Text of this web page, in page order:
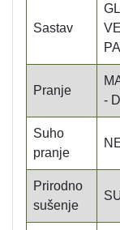
Sastav
Pranje
-
Suho
pranje
Prirodno
sušenje